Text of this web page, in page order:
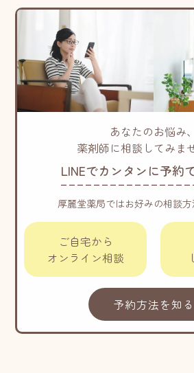
あなたのお悩み、
薬剤師に相談してみま
LINEでカンタンに予約
厚麗堂薬局ではお好みの相談
ご自宅から
オンライン相談
予約方法を知る